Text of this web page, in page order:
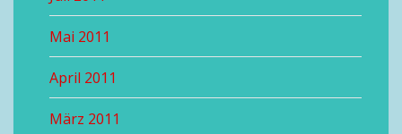
Mai 2011
April 2011
März 2011